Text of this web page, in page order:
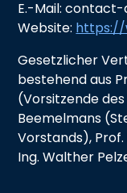
E.-Mail: contact-
Website: https://
Gesetzlicher
bestehend aus
(Vorsitzende
Beemelmans
Vorstands),
Ing. Walther